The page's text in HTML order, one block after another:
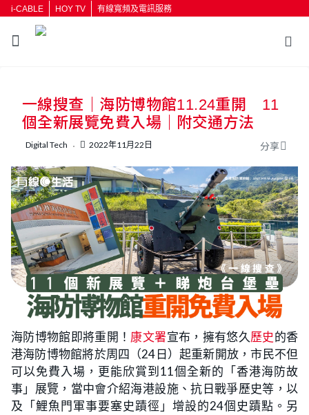
i-CABLE HOY TV 有線寬頻及電訊服務
按輸入鍵開始搜尋
一線搜查｜海防博物館11.24重開 11
個全新展覽免費入場｜附交通方法
Digital Tech 2022年11月22日 分享
海防博物館即將重開！ 康文署宣布，擁有悠久歷史的香
港海防博物館將於周四（24日）起重新開放，市民不但
可以免費入場，更能欣賞到11個全新的「香港海防故
事」展覽，當中會介紹海港設施、抗日戰爭歷史等，以
及「鯉魚門軍事要塞史蹟徑」增設的24個史蹟點。另